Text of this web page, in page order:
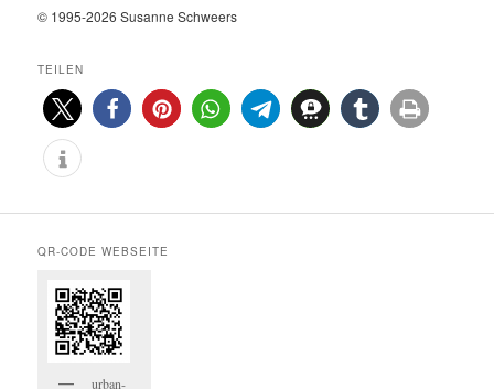
© 1995-2026 Susanne Schweers
TEILEN
QR-CODE WEBSEITE
urban-